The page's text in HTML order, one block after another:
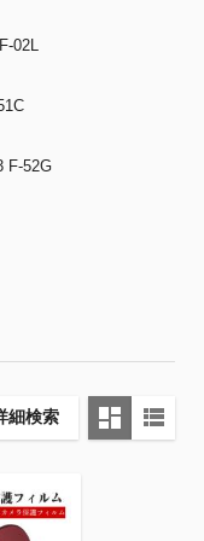
02L
F-52G
細検索